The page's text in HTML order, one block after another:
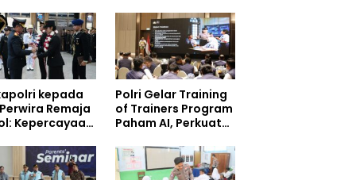
Voucher
Policing Masuki
Babak Baru
kepada
Remaja
Kepercayaan
dari
Polri Gelar Training
of Trainers Program
Paham AI, Perkuat
Pelajar